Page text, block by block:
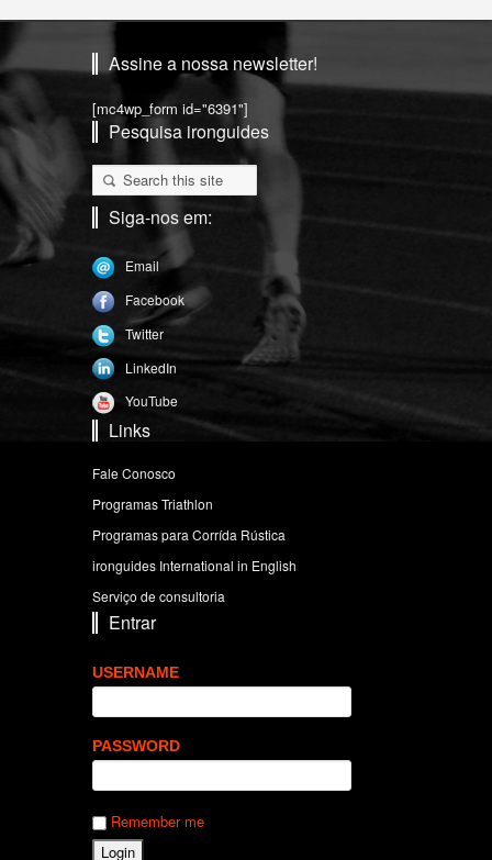
Assine a nossa newsletter!
[mc4wp_form id="6391"]
Pesquisa ironguides
Siga-nos em:
Email
Facebook
Twitter
LinkedIn
YouTube
Links
Fale Conosco
Programas Triathlon
Programas para Corrída Rústica
ironguides International in English
Serviço de consultoria
Entrar
USERNAME
PASSWORD
Remember me